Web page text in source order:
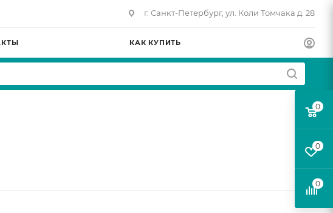
г. Санкт-Петербург, ул. Коли Томчака д. 28
КАК КУПИТЬ
0
0
0